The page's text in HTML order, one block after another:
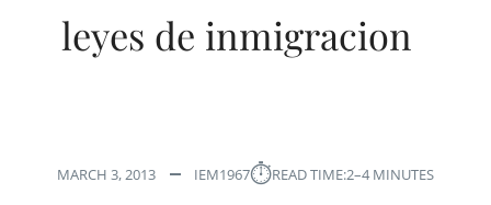
leyes de inmigracion
MARCH 3, 2013 IEM1967⏱︎READ TIME:2–4 MINUTES